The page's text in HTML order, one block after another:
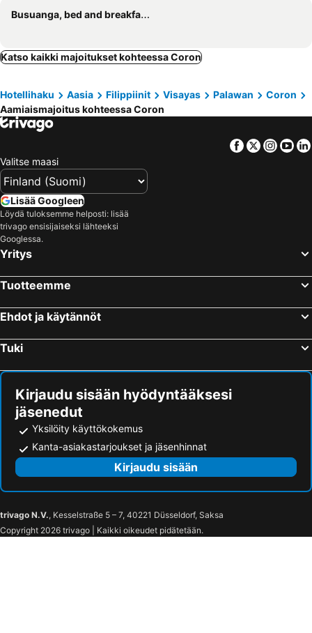
Busuanga, bed and breakfasts
Katso kaikki majoitukset kohteessa Coron
Hotellihaku Aasia Filippiinit Visayas Palawan
Coron
Aamiaismajoitus kohteessa Coron
Facebook
Twitter
Valitse maasi
Lisää Googleen
Löydä tuloksemme helposti: lisää
trivago ensisijaiseksi lähteeksi
Googlessa.
Yritys
Tuotteemme
Ehdot ja käytännöt
Tuki
Kirjaudu sisään hyödyntääksesi
jäsenedut
Yksilöity käyttökokemus
Kanta-asiakastarjoukset ja jäsenhinnat
Kirjaudu sisään
trivago N.V., Kesselstraße 5 – 7, 40221 Düsseldorf, Saksa
Copyright 2026 trivago | Kaikki oikeudet pidätetään.